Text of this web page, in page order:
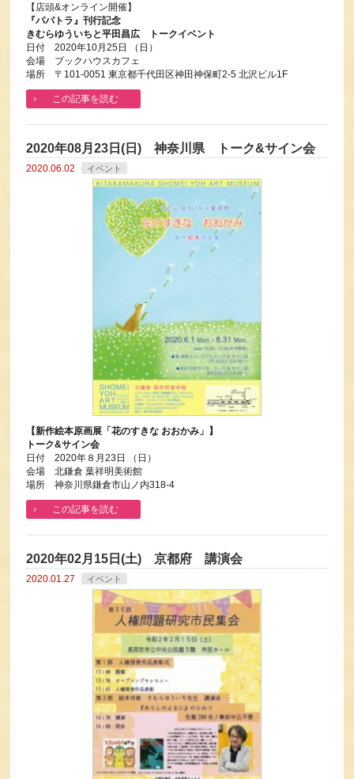
【店頭&オンライン開催】
『パパトラ』刊行記念
きむらゆういちと平田昌広 トークイベント
日付 2020年10月25日 （日）
会場 ブックハウスカフェ
場所 〒101-0051 東京都千代田区神田神保町2-5 北沢ビル1F
この記事を読む
2020年08月23日(日) 神奈川県 トーク&サイン会
2020.06.02 イベント
【新作絵本原画展「花のすきな おおかみ」】
トーク&サイン会
日付 2020年８月23日 （日）
会場 北鎌倉 葉祥明美術館
場所 神奈川県鎌倉市山ノ内318-4
この記事を読む
2020年02月15日(土) 京都府 講演会
2020.01.27 イベント